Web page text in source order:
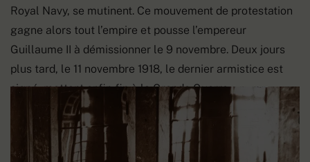
Royal Navy, se mutinent. Ce mouvement de protestation
gagne alors tout l’empire et pousse l’empereur
Guillaume II à démissionner le 9 novembre. Deux jours
plus tard, le 11 novembre 1918, le dernier armistice est
signé, mettant enfin fin à la Grande Guerre.